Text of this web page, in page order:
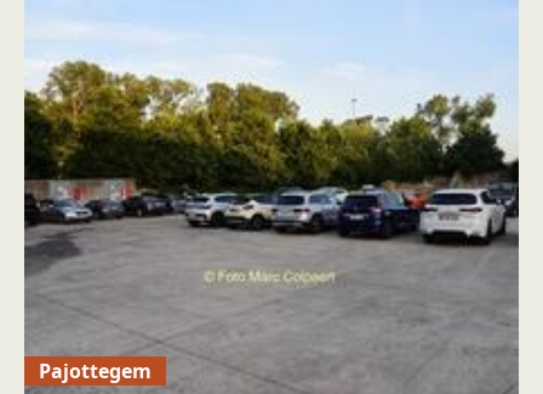
Pajottegem